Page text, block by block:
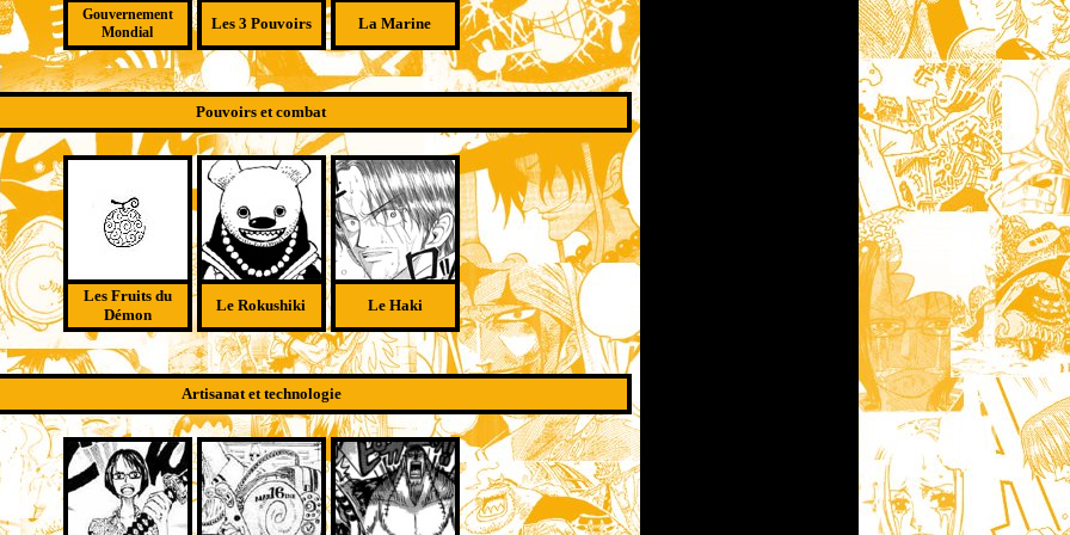
Gouvernement
Mondial
Les 3 Pouvoirs La Marine
Pouvoirs et combat
Les Fruits du
Démon
Le Rokushiki Le Haki
Artisanat et technologie